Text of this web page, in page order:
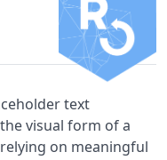
text
visual form of a
on meaningful